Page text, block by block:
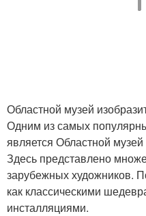
Областной музей
Одним из самых
является Областной
Здесь представлено
зарубежных художников.
как классическими
инсталляциями.